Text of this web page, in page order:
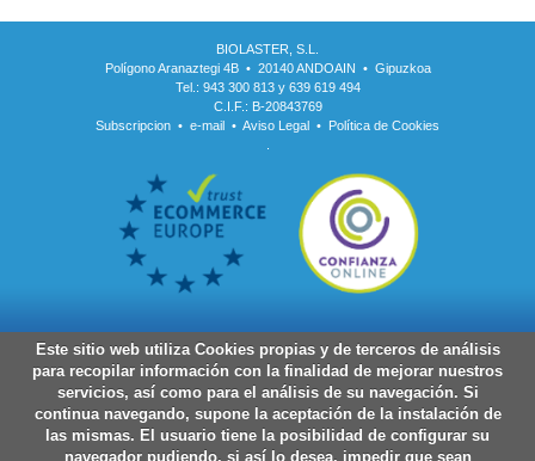
BIOLASTER, S.L.
Polígono Aranaztegi 4B • 20140 ANDOAIN • Gipuzkoa
Tel.: 943 300 813 y 639 619 494
C.I.F.: B-20843769
Subscripcion • e-mail • Aviso Legal • Política de Cookies
Este sitio web utiliza Cookies propias y de terceros de análisis
para recopilar información con la finalidad de mejorar nuestros
servicios, así como para el análisis de su navegación. Si
continua navegando, supone la aceptación de la instalación de
las mismas. El usuario tiene la posibilidad de configurar su
navegador pudiendo, si así lo desea, impedir que sean